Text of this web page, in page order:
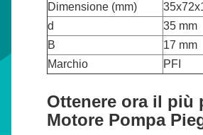
Dimensione (mm)
d
35 mm
B
17 mm
Marchio
PFI
Ottenere ora il più
Motore Pompa